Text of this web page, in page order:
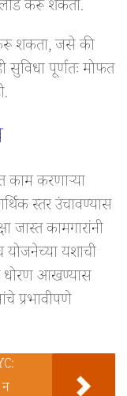
करू शकता.
शकता, जसे की
सुविधा पूर्णतः मोफत
काम करणाऱ्या
स्तर उंचावण्यास
जास्त कामगारांनी
यशाची
धोरण आखण्यास
प्रभावीपणे